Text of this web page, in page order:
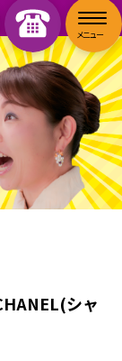
シャ